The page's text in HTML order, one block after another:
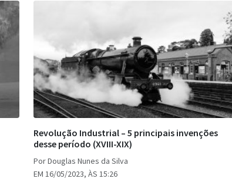
Revolução Industrial – 5 principais invenções
desse período (XVIII-XIX)
Por Douglas Nunes da Silva
EM 16/05/2023, ÀS 15:26